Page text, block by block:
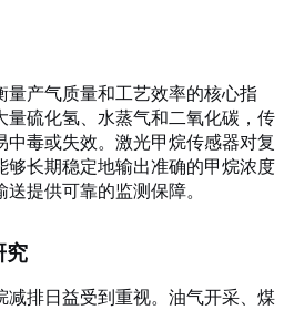
量产气质量和工艺效率的核心指
量硫化氢、水蒸气和二氧化碳，传
毒或失效。激光甲烷传感器对复
够长期稳定地输出准确的甲烷浓度
提供可靠的监测保障。
究
减排日益受到重视。油气开采、煤